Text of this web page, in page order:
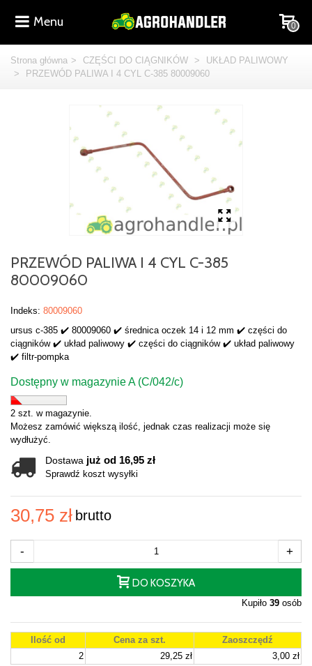
Menu 0
Strona główna > CZĘŚCI DO CIĄGNIKÓW >
UKŁAD PALIWOWY
>
PRZEWÓD PALIWA I 4 CYL C-385 80009060
PRZEWÓD PALIWA I 4 CYL C-385
80009060
Indeks: 80009060
ursus c-385 ✔️ 80009060 ✔️ średnica oczek 14 i 12 mm ✔️ części do
ciągników ✔️ układ paliwowy ✔️ części do ciągników ✔️ układ paliwowy
✔️ filtr-pompka
Dostępny w magazynie A (C/042/c)
2 szt. w magazynie.
Możesz zamówić większą ilość, jednak czas realizacji może się
wydłużyć.
Dostawa już od 16,95 zł
Sprawdź koszt wysyłki
30,75 zł brutto
- +
DO KOSZYKA
Kupiło 39 osób
Ilość od Cena za szt.
Zaoszczędź
2
29,25 zł 3,00 zł